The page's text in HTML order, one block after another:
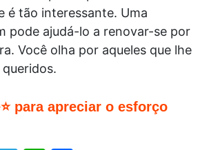
é tão interessante. Uma
pode ajudá-lo a renovar-se por
Você olha por aqueles que lhe
para apreciar o esforço